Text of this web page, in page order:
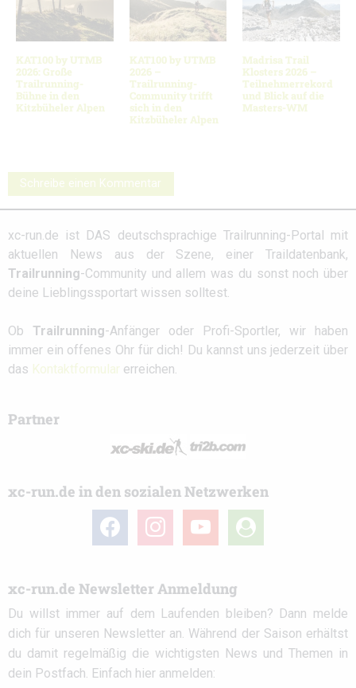
KAT100 by UTMB
2026: Große
Trailrunning-
Bühne in den
Kitzbüheler Alpen
KAT100 by UTMB
2026 –
Trailrunning-
Community trifft
sich in den
Kitzbüheler Alpen
Madrisa Trail
Klosters 2026 –
Teilnehmerrekord
und Blick auf die
Masters-WM
Schreibe einen Kommentar
xc-run.de ist DAS deutschsprachige Trailrunning-Portal mit
aktuellen News aus der Szene, einer Traildatenbank,
Trailrunning-Community und allem was du sonst noch über
deine Lieblingssportart wissen solltest.
Ob Trailrunning-Anfänger oder Profi-Sportler, wir haben
immer ein offenes Ohr für dich! Du kannst uns jederzeit über
das Kontaktformular erreichen.
Partner
xc-run.de in den sozialen Netzwerken
facebook instagramyoutube
user-
circle
xc-run.de Newsletter Anmeldung
Du willst immer auf dem Laufenden bleiben? Dann melde
dich für unseren Newsletter an. Während der Saison erhältst
du damit regelmäßig die wichtigsten News und Themen in
dein Postfach. Einfach hier anmelden: